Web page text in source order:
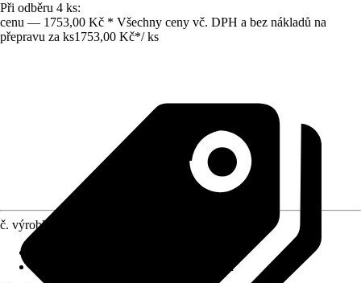
Při odběru 4 ks:
cenu — 1753,00 Kč * Všechny ceny vč. DPH a bez nákladů na
přepravu za ks1753,00 Kč*/ ks
č. výrobku
Standardní beton